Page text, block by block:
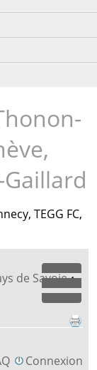
TEGG FC,
de Savoie‹
Connexion